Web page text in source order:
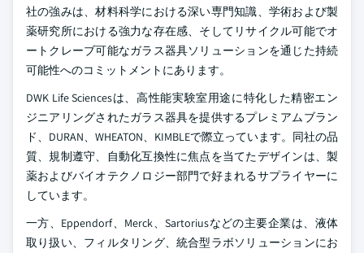
社の強みは、材料科学における深い専門知識、学術および製
薬研究所における強力な存在感、そしてリサイクル可能でオ
ートクレーブ可能なガラス器具ソリューションを通じた持続
可能性へのコミットメントにあります。
DWK Life Sciencesは、高性能実験室用途に特化した精密エン
ジニアリングされたガラス器具を提供するプレミアムブラン
ド、DURAN、WHEATON、KIMBLEで際立っています。同社の品
質、規制遵守、自動化互換性に焦点を当てたデザインは、製
薬およびバイオテクノロジー部門で好まれるサプライヤーに
しています。
一方、Eppendorf、Merck、Sartoriusなどの主要企業は、液体
取り扱い、フィルタリング、統合型ラボソリューションにお